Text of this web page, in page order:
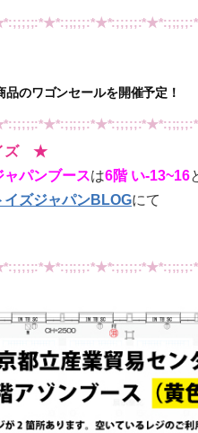
品のワゴンセールを開催予定！
ズ ★
パンブースは6階 い-13~16
イズジャパンBLOGにて